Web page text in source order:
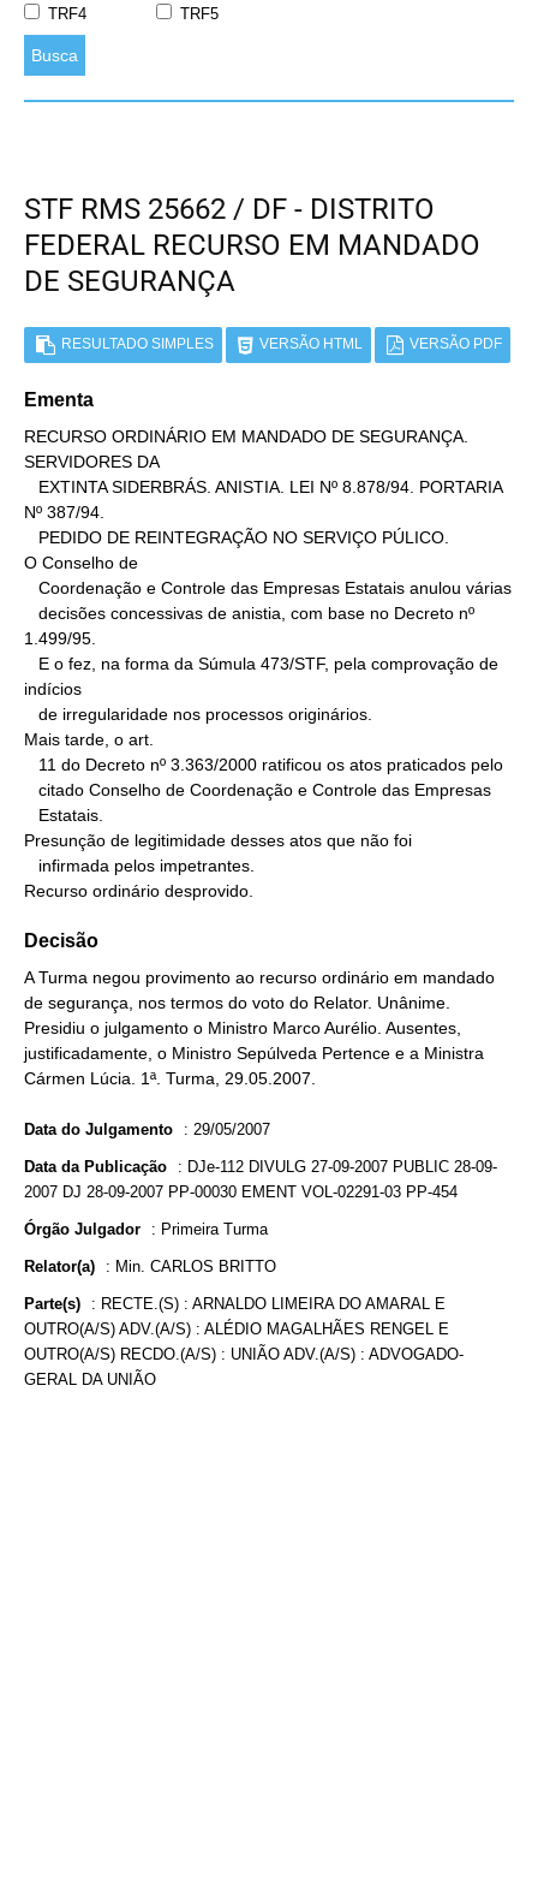
TRF4
TRF5
Busca
STF RMS 25662 / DF - DISTRITO
FEDERAL RECURSO EM MANDADO
DE SEGURANÇA
RESULTADO SIMPLES VERSÃO HTML VERSÃO PDF
Ementa
RECURSO ORDINÁRIO EM MANDADO DE SEGURANÇA.
SERVIDORES DA
Nº 387/94.
O Conselho de
1.499/95.
indícios
Mais tarde, o art.
Presunção de legitimidade desses atos que não foi
Recurso ordinário desprovido.
Decisão
A Turma negou provimento ao recurso ordinário em mandado
de segurança, nos termos do voto do Relator. Unânime.
Presidiu o julgamento o Ministro Marco Aurélio. Ausentes,
justificadamente, o Ministro Sepúlveda Pertence e a Ministra
Cármen Lúcia. 1ª. Turma, 29.05.2007.
Data do Julgamento : 29/05/2007
Data da Publicação : DJe-112 DIVULG 27-09-2007 PUBLIC 28-09-
2007 DJ 28-09-2007 PP-00030 EMENT VOL-02291-03 PP-454
Órgão Julgador : Primeira Turma
Relator(a) : Min. CARLOS BRITTO
Parte(s) : RECTE.(S) : ARNALDO LIMEIRA DO AMARAL E
OUTRO(A/S) ADV.(A/S) : ALÉDIO MAGALHÃES RENGEL E
OUTRO(A/S) RECDO.(A/S) : UNIÃO ADV.(A/S) : ADVOGADO-
GERAL DA UNIÃO